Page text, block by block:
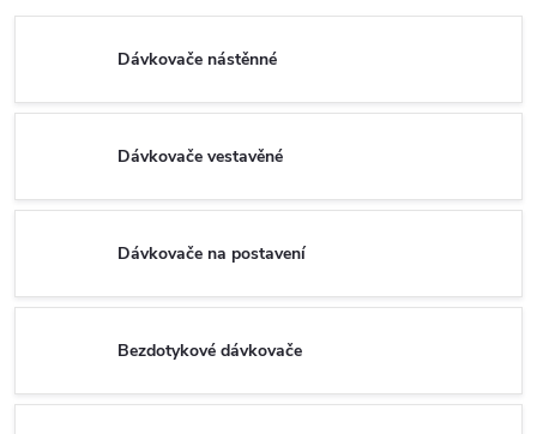
Dávkovače nástěnné
Dávkovače vestavěné
Dávkovače na postavení
Bezdotykové dávkovače